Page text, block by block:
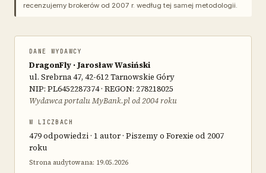
recenzujemy brokerów od 2007 r. według tej samej metodologii.
DANE WYDAWCY
DragonFly · Jarosław Wasiński
ul. Srebrna 47, 42-612 Tarnowskie Góry
NIP: PL6452287374 · REGON: 278218025
Wydawca portalu MyBank.pl od 2004 roku
W LICZBACH
479 odpowiedzi · 1 autor · Piszemy o Forexie od 2007
roku
Strona audytowana: 19.05.2026